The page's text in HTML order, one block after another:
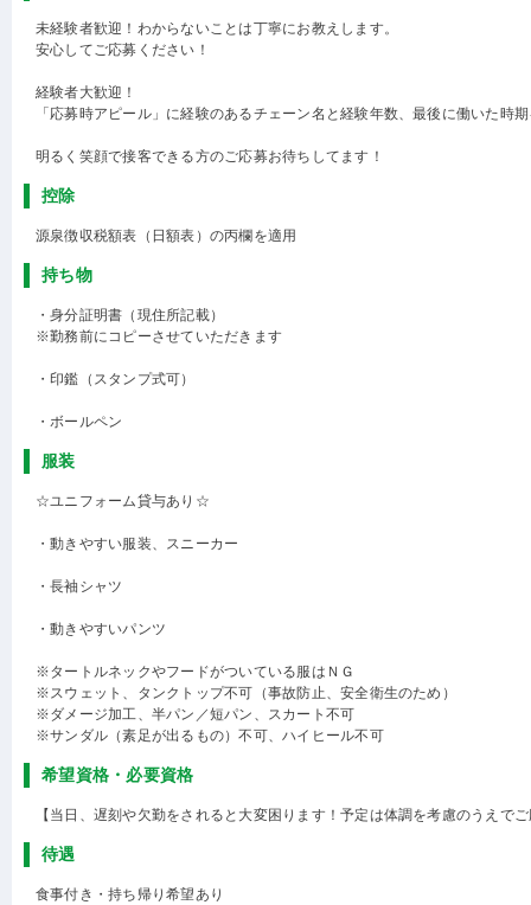
未経験者歓迎！わからないことは丁寧にお教えします。
安心してご応募ください！
経験者大歓迎！
「応募時アピール」に経験のあるチェーン名と経験年数、最後に働いた時
明るく笑顔で接客できる方のご応募お待ちしてます！
控除
源泉徴収税額表（日額表）の丙欄を適用
持ち物
・身分証明書（現住所記載）
※勤務前にコピーさせていただきます
・印鑑（スタンプ式可）
・ボールペン
服装
☆ユニフォーム貸与あり☆
・動きやすい服装、スニーカー
・長袖シャツ
・動きやすいパンツ
※タートルネックやフードがついている服はＮＧ
※スウェット、タンクトップ不可（事故防止、安全衛生のため）
※ダメージ加工、半パン／短パン、スカート不可
※サンダル（素足が出るもの）不可、ハイヒール不可
希望資格・必要資格
【当日、遅刻や欠勤をされると大変困ります！予定は体調を考慮のうえで
待遇
食事付き・持ち帰り希望あり